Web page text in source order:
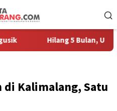
Hilang 5 Bulan, Ustadz Ujang
di Kalimalang, Satu